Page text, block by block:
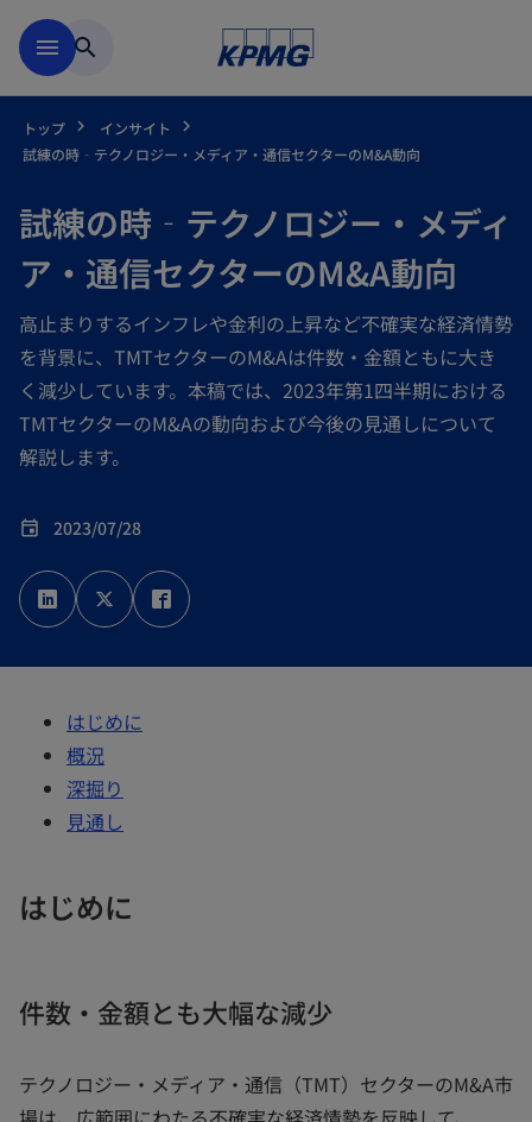
menu search
トップ
インサイト
試練の時‐テクノロジー・メディア・通信セクターのM&A動向
試練の時‐テクノロジー・メディ
ア・通信セクターのM&A動向
高止まりするインフレや金利の上昇など不確実な経済情勢
を背景に、TMTセクターのM&Aは件数・金額ともに大き
く減少しています。本稿では、2023年第1四半期における
TMTセクターのM&Aの動向および今後の見通しについて
解説します。
event 2023/07/28
新
し
い
タ
新
し
い
タ
し
い
はじめに
概況
深掘り
見通し
はじめに
件数・金額とも大幅な減少
テクノロジー・メディア・通信（TMT）セクターのM&A市